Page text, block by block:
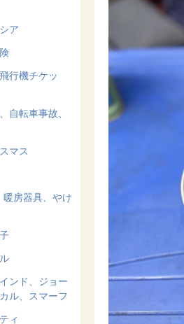
ア
行機チケッ
自転車事故、
マス
房器具、やけ
ンド、ジョー
ル、スマーフ
ィ